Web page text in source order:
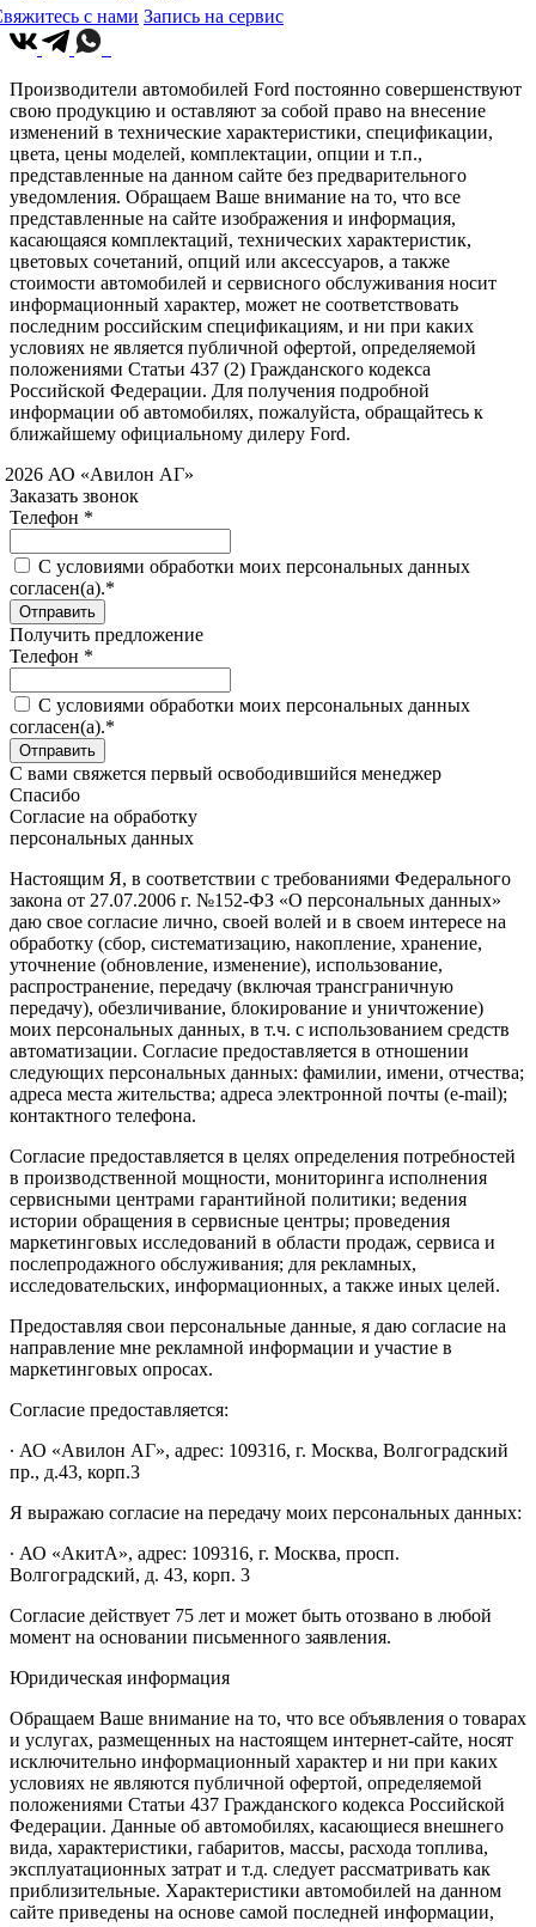
с нами Запись на сервис
Производители автомобилей Ford постоянно совершенствуют
свою продукцию и оставляют за собой право на внесение
изменений в технические характеристики, спецификации,
цвета, цены моделей, комплектации, опции и т.п.,
представленные на данном сайте без предварительного
уведомления. Обращаем Ваше внимание на то, что все
представленные на сайте изображения и информация,
касающаяся комплектаций, технических характеристик,
цветовых сочетаний, опций или аксессуаров, а также
стоимости автомобилей и сервисного обслуживания носит
информационный характер, может не соответствовать
последним российским спецификациям, и ни при каких
условиях не является публичной офертой, определяемой
положениями Статьи 437 (2) Гражданского кодекса
Российской Федерации. Для получения подробной
информации об автомобилях, пожалуйста, обращайтесь к
ближайшему официальному дилеру Ford.
АО «Авилон АГ»
Заказать звонок
Телефон *
C условиями обработки моих персональных данных
согласен(а).*
Получить предложение
Телефон *
C условиями обработки моих персональных данных
согласен(а).*
С вами свяжется первый освободившийся менеджер
Спасибо
Согласие на обработку
персональных данных
Настоящим Я, в соответствии с требованиями Федерального
закона от 27.07.2006 г. №152-ФЗ «О персональных данных»
даю свое согласие лично, своей волей и в своем интересе на
обработку (сбор, систематизацию, накопление, хранение,
уточнение (обновление, изменение), использование,
распространение, передачу (включая трансграничную
передачу), обезличивание, блокирование и уничтожение)
моих персональных данных, в т.ч. с использованием средств
автоматизации. Согласие предоставляется в отношении
следующих персональных данных: фамилии, имени, отчества;
адреса места жительства; адреса электронной почты (e-mail);
контактного телефона.
Согласие предоставляется в целях определения потребностей
в производственной мощности, мониторинга исполнения
сервисными центрами гарантийной политики; ведения
истории обращения в сервисные центры; проведения
маркетинговых исследований в области продаж, сервиса и
послепродажного обслуживания; для рекламных,
исследовательских, информационных, а также иных целей.
Предоставляя свои персональные данные, я даю согласие на
направление мне рекламной информации и участие в
маркетинговых опросах.
Согласие предоставляется:
∙ АО «Авилон АГ», адрес: 109316, г. Москва, Волгоградский
пр., д.43, корп.3
Я выражаю согласие на передачу моих персональных данных:
∙ АО «АкитА», адрес: 109316, г. Москва, просп.
Волгоградский, д. 43, корп. 3
Согласие действует 75 лет и может быть отозвано в любой
момент на основании письменного заявления.
Юридическая информация
Обращаем Ваше внимание на то, что все объявления о товарах
и услугах, размещенных на настоящем интернет-сайте, носят
исключительно информационный характер и ни при каких
условиях не являются публичной офертой, определяемой
положениями Статьи 437 Гражданского кодекса Российской
Федерации. Данные об автомобилях, касающиеся внешнего
вида, характеристики, габаритов, массы, расхода топлива,
эксплуатационных затрат и т.д. следует рассматривать как
приблизительные. Характеристики автомобилей на данном
сайте приведены на основе самой последней информации,